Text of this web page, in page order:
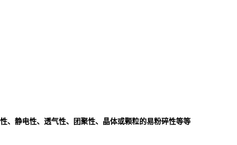
、静电性、透气性、团聚性、晶体或颗粒的易粉碎性等等